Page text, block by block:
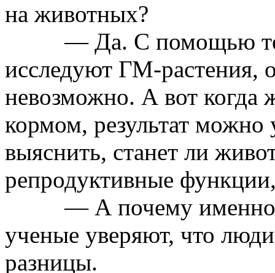
на животных?
— Да. С помощью
исследуют ГМ-растения,
невозможно. А вот когда
кормом, результат
выяснить, станет ли
репродуктивные
— А почему именно
ученые уверяют, что
разницы.